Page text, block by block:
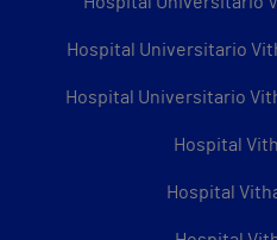
Hospital Universitario
Hospital Universitario
Hospital
Hospital